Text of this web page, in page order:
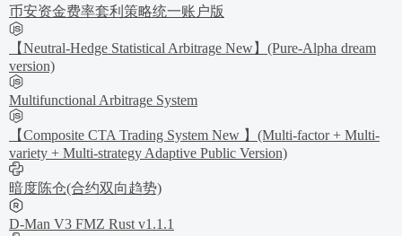
币安资金费率套利策略统一账户版
【Neutral-Hedge Statistical Arbitrage New】(Pure-Alpha dream
version)
Multifunctional Arbitrage System
【Composite CTA Trading System New 】(Multi-factor + Multi-
variety + Multi-strategy Adaptive Public Version)
暗度陈仓(合约双向趋势)
D-Man V3 FMZ Rust v1.1.1